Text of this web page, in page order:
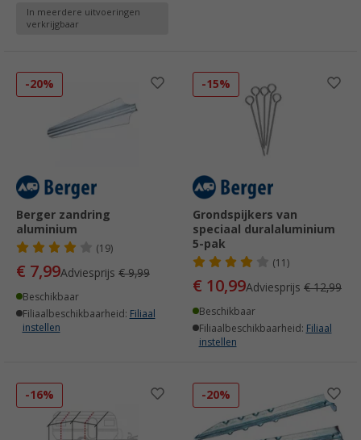
In meerdere uitvoeringen
verkrijgbaar
-20%
Berger zandring
aluminium
(19)
€ 7,99Adviesprijs € 9,99
Beschikbaar
Filiaalbeschikbaarheid: Filiaal
instellen
-15%
Grondspijkers van
speciaal duralaluminium
5-pak
(11)
€ 10,99Adviesprijs € 12,99
Beschikbaar
Filiaalbeschikbaarheid: Filiaal
instellen
-16% -20%